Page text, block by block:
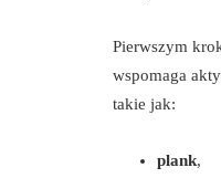
Pierwszym
wspomaga
takie jak:
plank,